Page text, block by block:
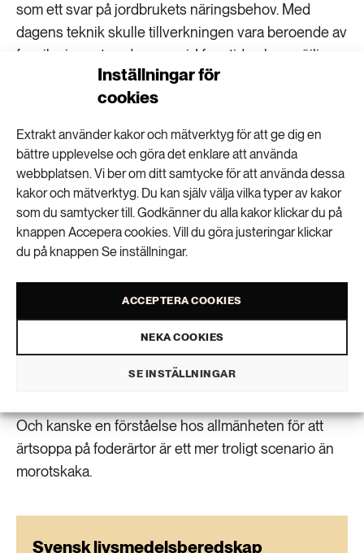
Inställningar för
cookies
Extrakt använder kakor och mätverktyg för att ge dig en
bättre upplevelse och göra det enklare att använda
webbplatsen. Vi ber om ditt samtycke för att använda dessa
kakor och mätverktyg. Du kan själv välja vilka typer av kakor
som du samtycker till. Godkänner du alla kakor klickar du på
knappen Accepera cookies. Vill du göra justeringar klickar
du på knappen Se inställningar.
ACCEPTERA COOKIES
NEKA COOKIES
SE INSTÄLLNINGAR
som ett svar på jordbrukets näringsbehov. Med
dagens teknik skulle tillverkningen vara beroende av
fossil – importerad – energi. I framtiden kan möjligen
elbaserad konstgödseltillverkning bli ett alternativ,
men det är än så länge en mycket energikrävande
– Vi ska också komma ihåg hur sabotagekänsliga
sådana anläggningar är, en konventionell
konstgödselfabrik eller en stor fabrik för att återvinna
avloppsnäring – båda är lika enkla att spränga i
luften, säger Rasmus Einarsson.
pågår fortfarande, men han tror att internationella
relationer kan vara avgörande i en krissituation – helt
utan import av diesel, konstgödsel och andra
Och kanske en förståelse hos allmänheten för att
ärtsoppa på foderärtor är ett mer troligt scenario än
morotskaka.
Svensk livsmedelsberedskap